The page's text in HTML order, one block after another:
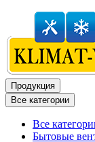
Продукция
Все категории
Все
Бытовые